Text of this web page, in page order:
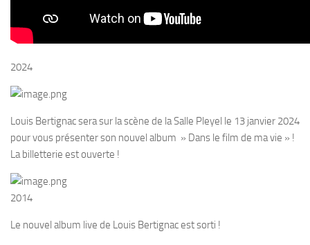
2024
Louis Bertignac sera sur la scène de la Salle Pleyel le 13 janvier 2024
pour vous présenter son nouvel album » Dans le film de ma vie » !
La billetterie est ouverte !
2014
Le nouvel album live de Louis Bertignac est sorti !